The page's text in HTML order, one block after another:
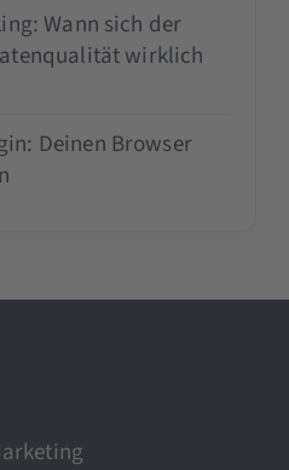
Wann sich der
wirklich
Deinen Browser